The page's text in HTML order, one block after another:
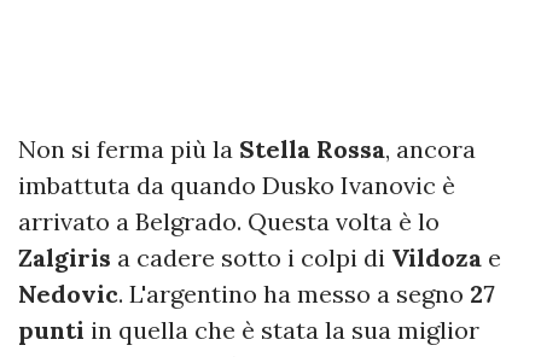
Non si ferma più la Stella Rossa, ancora
imbattuta da quando Dusko Ivanovic è
arrivato a Belgrado. Questa volta è lo
Zalgiris a cadere sotto i colpi di Vildoza e
Nedovic. L'argentino ha messo a segno 27
punti in quella che è stata la sua miglior